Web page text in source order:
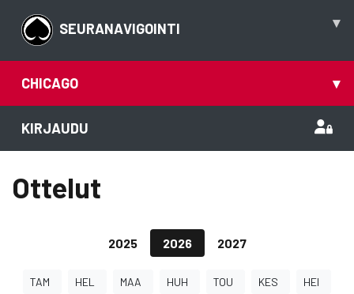
SEURANAVIGOINTI ▾
CHICAGO ▾
KIRJAUDU
Ottelut
2025 2026 2027
TAM HEL MAA HUH TOU KES HEI